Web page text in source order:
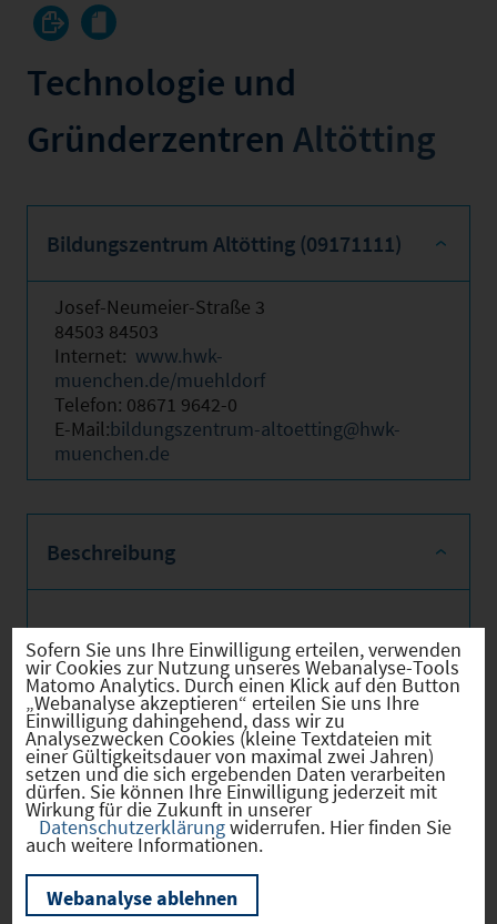
Technologie und
Gründerzentren Altötting
Bildungszentrum Altötting (09171111)
Josef-Neumeier-Straße 3
84503 84503
Internet: www.hwk-
muenchen.de/muehldorf
Telefon: 08671 9642-0
E-Mail:bildungszentrum-altoetting@hwk-
muenchen.de
Beschreibung
Das Bildungszentrum Mühldorf-Altötting
der Handwerkskammer für München und
Oberbayern ist seit 1981 Partner für Aus-
und Fortbildung in der Region.‎
‎Wir beschäftigen 19 Mitarbeiter und über
150 freiberufliche Dozenten aus der
Wirtschaft für die einzelnen Fachgebiete. In
unserer schnelllebigen Zeit ist neben der
Ausbildung auch die ständige Weiterbildung
der Schlüssel für den Erfolg. Unsere
Weiterbildungsmaßnahmen mit staatlich
Sofern Sie uns Ihre Einwilligung erteilen, verwenden
wir Cookies zur Nutzung unseres Webanalyse-Tools
Matomo Analytics. Durch einen Klick auf den Button
„Webanalyse akzeptieren“ erteilen Sie uns Ihre
Einwilligung dahingehend, dass wir zu
Analysezwecken Cookies (kleine Textdateien mit
einer Gültigkeitsdauer von maximal zwei Jahren)
setzen und die sich ergebenden Daten verarbeiten
dürfen. Sie können Ihre Einwilligung jederzeit mit
Wirkung für die Zukunft in unserer
Datenschutzerklärungwiderrufen. Hier finden Sie
auch weitere Informationen.
Webanalyse ablehnen